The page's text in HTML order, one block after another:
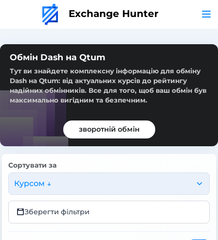
Exchange Hunter
Обмін Dash на Qtum
Тут ви знайдете комплексну інформацію для обміну
Dash на Qtum: від актуальних курсів до рейтингу
надійних обмінників. Все для того, щоб ваш обмін був
максимально вигідним та безпечним.
зворотній обмін
Сортувати за
Курсом ↓
Зберегти фільтри